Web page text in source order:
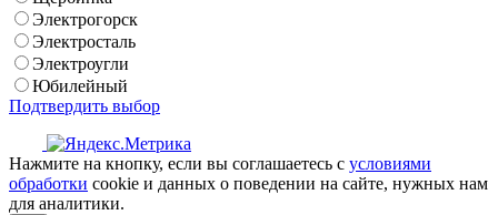
Электрогорск
Электросталь
Электроугли
Юбилейный
Подтвердить выбор
Нажмите на кнопку, если вы соглашаетесь с условиями
обработки cookie и данных о поведении на сайте, нужных нам
для аналитики.